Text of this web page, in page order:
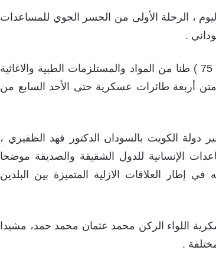
، الرحلة الأولى من الجسر الجوي للمساعدات
.
حيث وصلت الطائرة الأولي التي تحمل ( 10 ) طن من أصل ( 75 ) طنا من المواد والمستلزمات الطبية والاغاثية
أربعة طائرات عسكرية حتى الأحد السابع من
الكويت بالسودان الدكتور فهد الظفيري ،
الإنسانية للدول الشقيقة والصديقة موضحا
العلاقات الازلية المتميزة بين البلدين
اللواء الركن محمد عثمان محمد حمد، مشيدا
.